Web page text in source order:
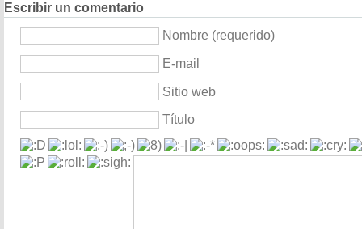
Escribir un comentario
Nombre (requerido)
E-mail
Sitio web
Título